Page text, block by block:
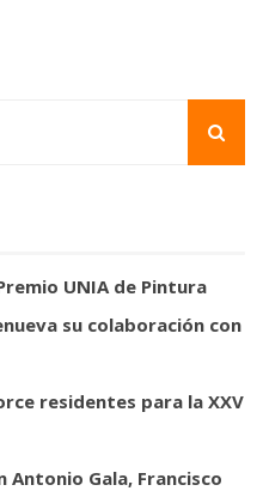
UNIA de Pintura
su colaboración con
residentes para la XXV
Antonio Gala, Francisco